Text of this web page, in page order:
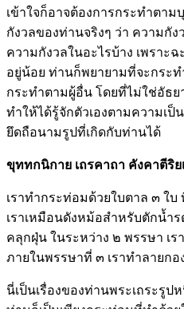
เข้าใจก็อาจต้องการกระทำตา
กังวลของท่านจริงๆ ว่า ความกั
ความกังวลในอะไรบ้าง เพราะ
อยู่น้อย ท่านก็พยายามที่จะกระ
กระทำตามผู้อื่น โดยที่ไม่ใช่อัธ
ทำให้ได้รู้จักตัวเองตามความเป็
ยึดถือนามรูปที่เกิดกับท่านได้
ขุททกนิกาย เถรคาถา คังคาตีริย
เราทำกระท่อมด้วยใบตาล ๓ ใ
เราเหมือนดังหม้อสำหรับตักน้ำร
คลุกฝุ่น ในระหว่าง ๒ พรรษา เร
ภายในพรรษาที่ ๓ เราทำลายก
นี่เป็นเรื่องของท่านพระเถระรู